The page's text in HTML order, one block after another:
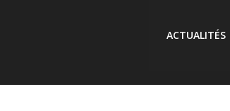
ACTUALITÉS